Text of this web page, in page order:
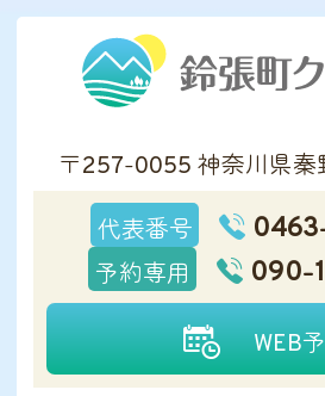
〒257-0055 神奈川県
代表番号
予約専用 090-
WEB